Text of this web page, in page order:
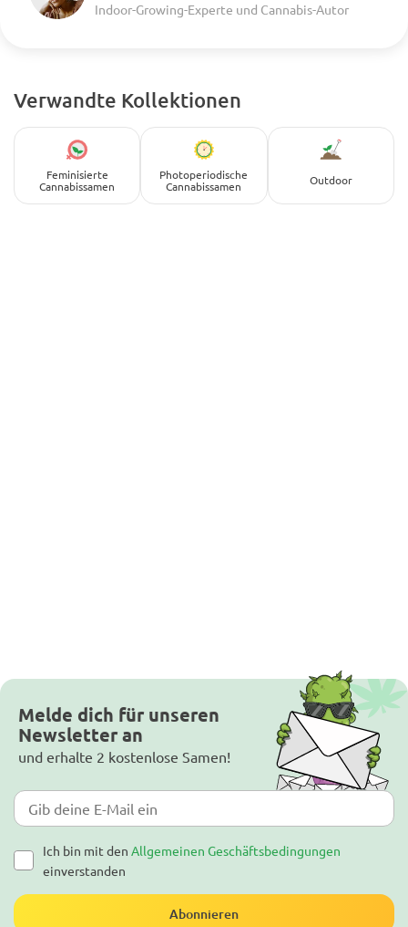
Indoor-Growing-Experte und Cannabis-Autor
Verwandte Kollektionen
Feminisierte
Cannabissamen
Photoperiodische
Cannabissamen
Outdoor
Melde dich für unseren
Newsletter an
und erhalte 2 kostenlose Samen!
Ich bin mit den Allgemeinen Geschäftsbedingungen
einverstanden
Abonnieren